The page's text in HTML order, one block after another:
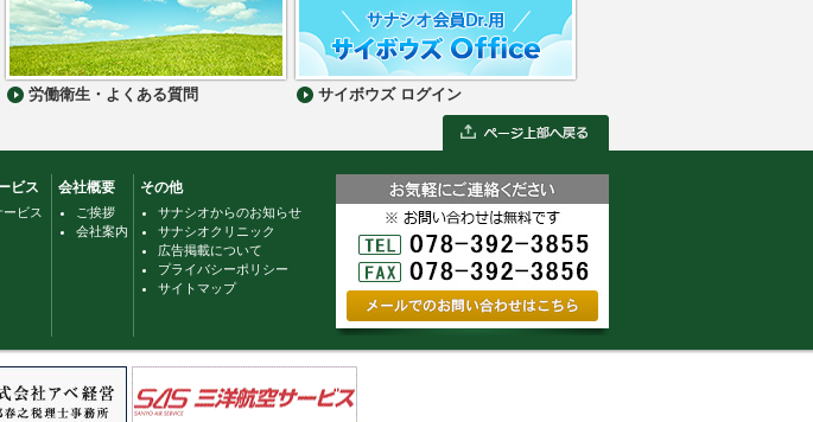
労働衛生・よくある質問 サイボウズ ログイン
ビス 会社概要 その他
ビス
ご挨拶
会社案内
サナシオからのお知らせ
サナシオクリニック
広告掲載について
プライバシーポリシー
サイトマップ